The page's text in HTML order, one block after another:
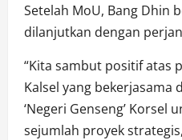
Setelah MoU, Bang Dhin
dilanjutkan dengan
“Kita sambut positif atas
Kalsel yang bekerjasama
‘Negeri Genseng’ Korsel
sejumlah proyek